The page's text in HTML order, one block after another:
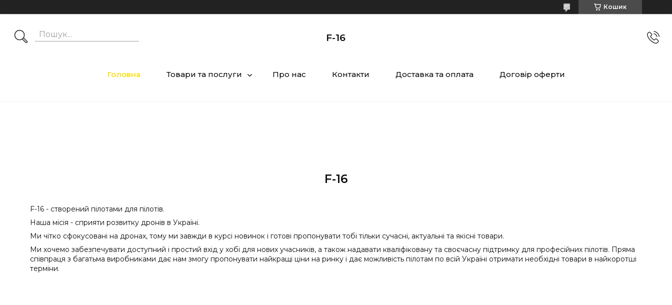
Кошик
F-16
Головна Товари та послуги Про нас Контакти Доставка та оплата Договір оферти
F-16
F-16 - створений пілотами для пілотів.
Наша місія - сприяти розвитку дронів в Україні.
Ми чітко сфокусовані на дронах, тому ми завжди в курсі новинок і готові пропонувати тобі тільки сучасні, актуальні та якісні товари.
Ми хочемо забезпечувати доступний і простий вхід у хобі для нових учасників, а також надавати кваліфіковану та своєчасну підтримку для професійних пілотів. Пряма
співпраця з багатьма виробниками дає нам змогу пропонувати найкращі ціни на ринку і дає можливість пілотам по всій Україні отримати необхідні товари в найкоротші
терміни.